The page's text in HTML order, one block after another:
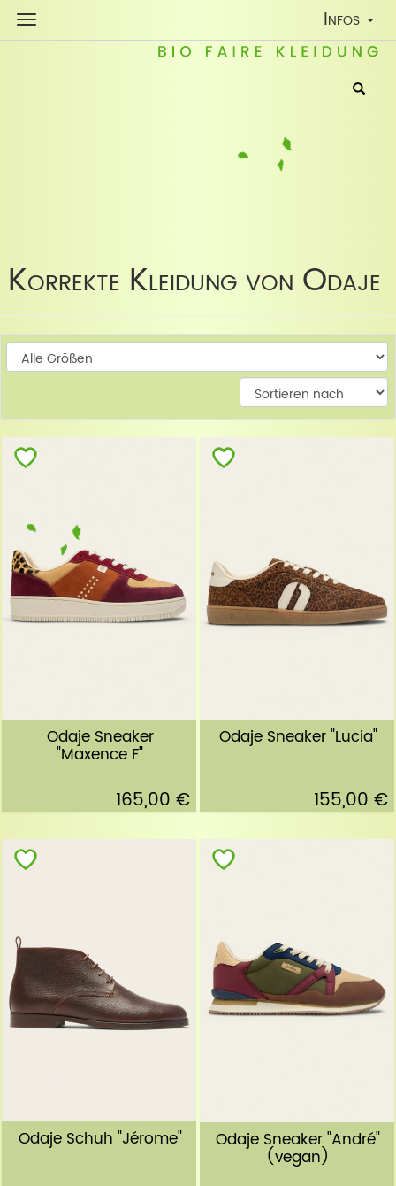
Toggle
Infos
Korrekte Kleidung von Odaje
Odaje Sneaker
"Maxence F"
165,00 €
Odaje Sneaker "Lucia"
155,00 €
Odaje Schuh "Jérome" Odaje Sneaker "André"
(vegan)